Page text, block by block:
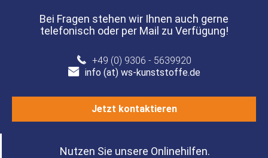
Bei Fragen stehen wir Ihnen auch gerne
telefonisch oder per Mail zu Verfügung!
+49 (0) 9306 - 5639920
info (at) ws-kunststoffe.de
Jetzt kontaktieren
Nutzen Sie unsere Onlinehilfen.